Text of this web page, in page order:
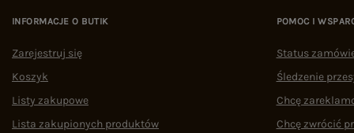
INFORMACJE O BUTIK
Zarejestruj się
Koszyk
Listy zakupowe
Lista zakupionych produktów
POMOC I
Status
Śledzenie
Chcę
Chcę zwrócić